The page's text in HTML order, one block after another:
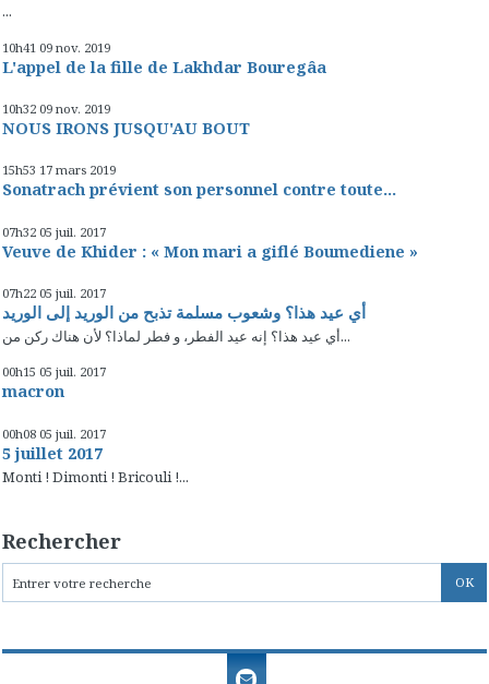
...
10h41 09 nov. 2019
L'appel de la fille de Lakhdar Bouregâa
10h32 09 nov. 2019
NOUS IRONS JUSQU'AU BOUT
15h53 17 mars 2019
Sonatrach prévient son personnel contre toute...
07h32 05 juil. 2017
Veuve de Khider : « Mon mari a giflé Boumediene »
07h22 05 juil. 2017
أي عيد هذا؟ وشعوب مسلمة تذبح من الوريد إلى الوريد
أي عيد هذا؟ إنه عيد الفطر، و فطر لماذا؟ لأن هناك ركن من...
00h15 05 juil. 2017
macron
00h08 05 juil. 2017
5 juillet 2017
Monti ! Dimonti ! Bricouli !...
Rechercher